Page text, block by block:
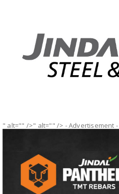
" alt="" />" alt="" /> - Advertisement -